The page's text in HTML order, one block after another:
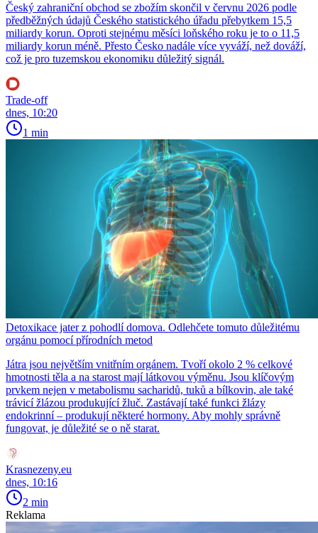
Český zahraniční obchod se zbožím skončil v červnu 2026 podle
předběžných údajů Českého statistického úřadu přebytkem 15,5
miliardy korun. Oproti stejnému měsíci loňského roku je to o 11,5
miliardy korun méně. Přesto Česko nadále více vyváží, než dováží,
což je pro tuzemskou ekonomiku důležitý signál.
Trade-off
dnes, 10:20
1 min
Detoxikace jater z pohodlí domova. Odlehčete tomuto důležitému
orgánu pomocí přírodních metod
Játra jsou největším vnitřním orgánem. Tvoří okolo 2 % celkové
hmotnosti těla a na starost mají látkovou výměnu. Jsou klíčovým
prvkem nejen v metabolismu sacharidů, tuků a bílkovin, ale také
trávicí žlázou produkující žluč. Zastávají také funkci žlázy
endokrinní – produkují některé hormony. Aby mohly správně
fungovat, je důležité se o ně starat.
Krasnezeny.eu
dnes, 10:16
2 min
Reklama